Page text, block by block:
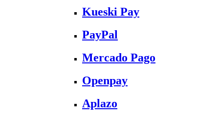
Kueski Pay
PayPal
Mercado Pago
Openpay
Aplazo